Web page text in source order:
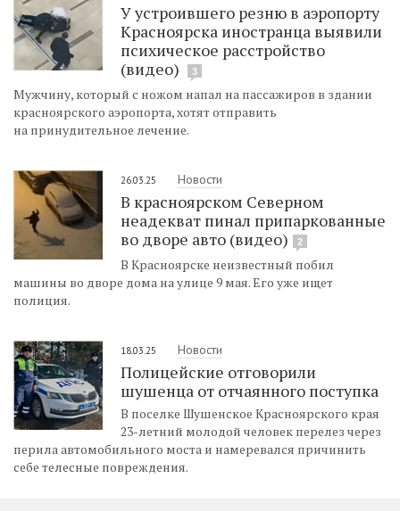
У устроившего резню в аэропорту
Красноярска иностранца выявили
психическое расстройство
(видео)
3
Мужчину, который с ножом напал на пассажиров в здании
красноярского аэропорта, хотят отправить
на принудительное лечение.
26.03.25 Новости
В красноярском Северном
неадекват пинал припаркованные
во дворе авто (видео)
2
В Красноярске неизвестный побил
машины во дворе дома на улице 9 мая. Его уже ищет
полиция.
18.03.25 Новости
Полицейские отговорили
шушенца от отчаянного поступка
В поселке Шушенское Красноярского края
23-летний молодой человек перелез через
перила автомобильного моста и намеревался причинить
себе телесные повреждения.